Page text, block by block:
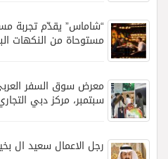
“شاماس” يقدّم تجربة
مستوحاة من النكهات
سبتمبر، مركز دبي
رجل الاعمال سعيد ال